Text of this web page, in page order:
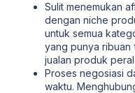
Sulit menemukan
dengan niche
untuk semua
yang punya ribuan
jualan produk
Proses negosiasi
waktu.